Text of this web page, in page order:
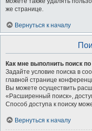
же странице.
Вернуться к началу
Как мне выполнить поиск
Задайте условие поиска в
главной странице
Вы можете осуществить
«Расширенный поиск»,
Способ доступа к поиску
Вернуться к началу